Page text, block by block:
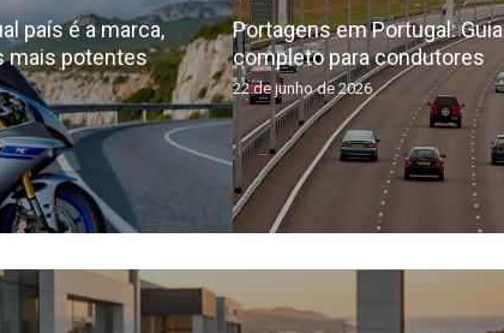
país é a marca,
mais potentes
Portagens em Portugal: Guia
completo para condutores
22 de junho de 2026